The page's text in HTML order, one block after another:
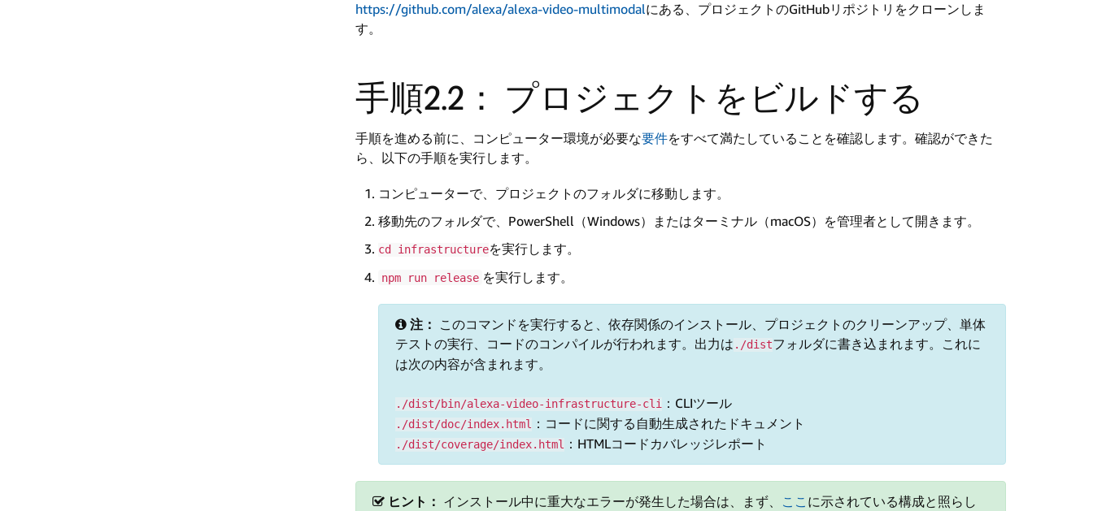
https://github.com/alexa/alexa-video-multimodalにある、プロジェクトのGitHubリポジトリをクローンしま
す。
手順2.2： プロジェクトをビルドする
手順を進める前に、コンピューター環境が必要な要件をすべて満たしていることを確認します。確認ができた
ら、以下の手順を実行します。
コンピューターで、プロジェクトのフォルダに移動します。
移動先のフォルダで、PowerShell（Windows）またはターミナル（macOS）を管理者として開きます。
cd infrastructureを実行します。
npm run release を実行します。
注： このコマンドを実行すると、依存関係のインストール、プロジェクトのクリーンアップ、単体
テストの実行、コードのコンパイルが行われます。出力は ./distフォルダに書き込まれます。これに
は次の内容が含まれます。
./dist/bin/alexa-video-infrastructure-cli ：CLIツール
./dist/doc/index.html ：コードに関する自動生成されたドキュメント
./dist/coverage/index.html ：HTMLコードカバレッジレポート
ヒント： インストール中に重大なエラーが発生した場合は、まず、 ここ に示されている構成と照らし